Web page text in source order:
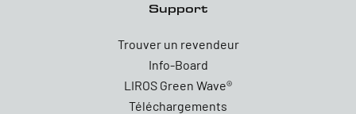
Support
Trouver un revendeur
Info-Board
LIROS Green Wave®
Téléchargements